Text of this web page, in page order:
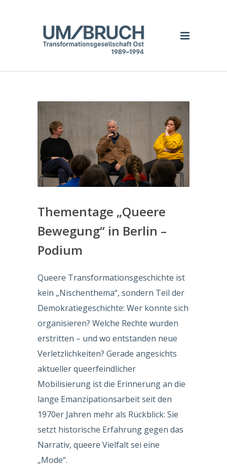
Thementage „Queere
Bewegung“ in Berlin –
Podium
Queere Transformationsgeschichte ist
kein „Nischenthema“, sondern Teil der
Demokratiegeschichte: Wer konnte sich
organisieren? Welche Rechte wurden
erstritten – und wo entstanden neue
Verletzlichkeiten? Gerade angesichts
aktueller queerfeindlicher
Mobilisierung ist die Erinnerung an die
lange Emanzipationsarbeit seit den
1970er Jahren mehr als Rückblick: Sie
setzt historische Erfahrung gegen das
Narrativ, queere Vielfalt sei eine
„Mode“.